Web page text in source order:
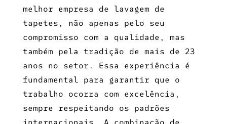
melhor empresa de lavagem de
tapetes , não apenas pelo seu
compromisso com a qualidade, mas
também pela tradição de mais de 23
anos no setor. Essa experiência é
fundamental para garantir que o
trabalho ocorra com excelência,
sempre respeitando os padrões
internacionais. A combinação de